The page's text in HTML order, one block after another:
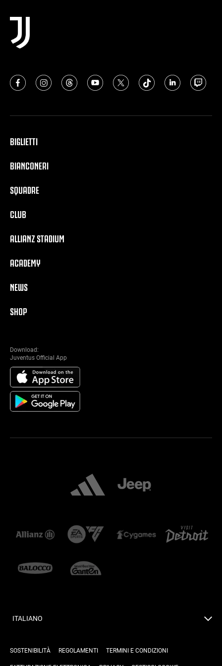
BIGLIETTI
BIANCONERI
SQUADRE
CLUB
ALLIANZ STADIUM
ACADEMY
NEWS
SHOP
Download:
Juventus Official App
ITALIANO
SOSTENIBILITÀ REGOLAMENTI TERMINI E CONDIZIONI